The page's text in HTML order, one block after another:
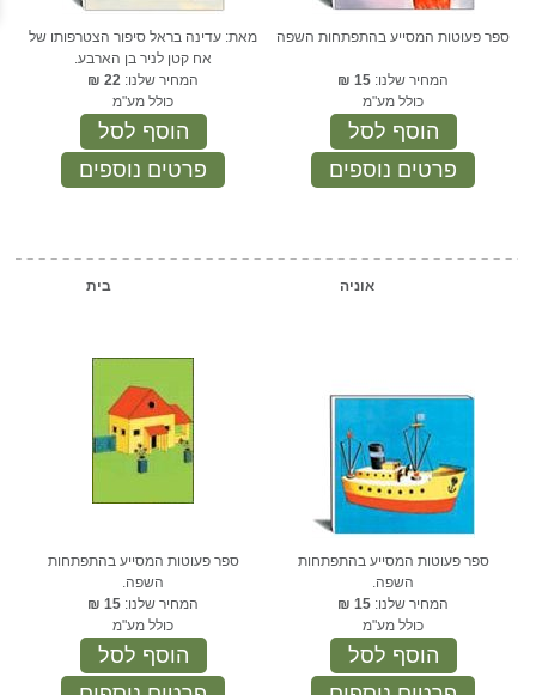
ספר פעוטות המסייע בהתפתחות השפה
המחיר שלנו: 15
₪
כולל מע"מ
הוסף לסל
פרטים נוספים
מאת: עדינה בראל סיפור הצטרפותו של
אח קטן לניר בן הארבע.
המחיר שלנו: 22
₪
כולל מע"מ
הוסף לסל
פרטים נוספים
אוניה
ספר פעוטות המסייע בהתפתחות
השפה.
המחיר שלנו: 15
₪
כולל מע"מ
הוסף לסל
בית
ספר פעוטות המסייע בהתפתחות
השפה.
המחיר שלנו: 15
₪
כולל מע"מ
הוסף לסל